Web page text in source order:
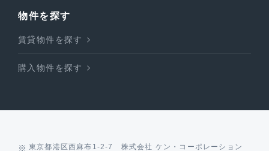
物件を探す
賃貸物件を探す
購入物件を探す
東京都港区西麻布1-2-7 株式会社 ケン・コーポレーション